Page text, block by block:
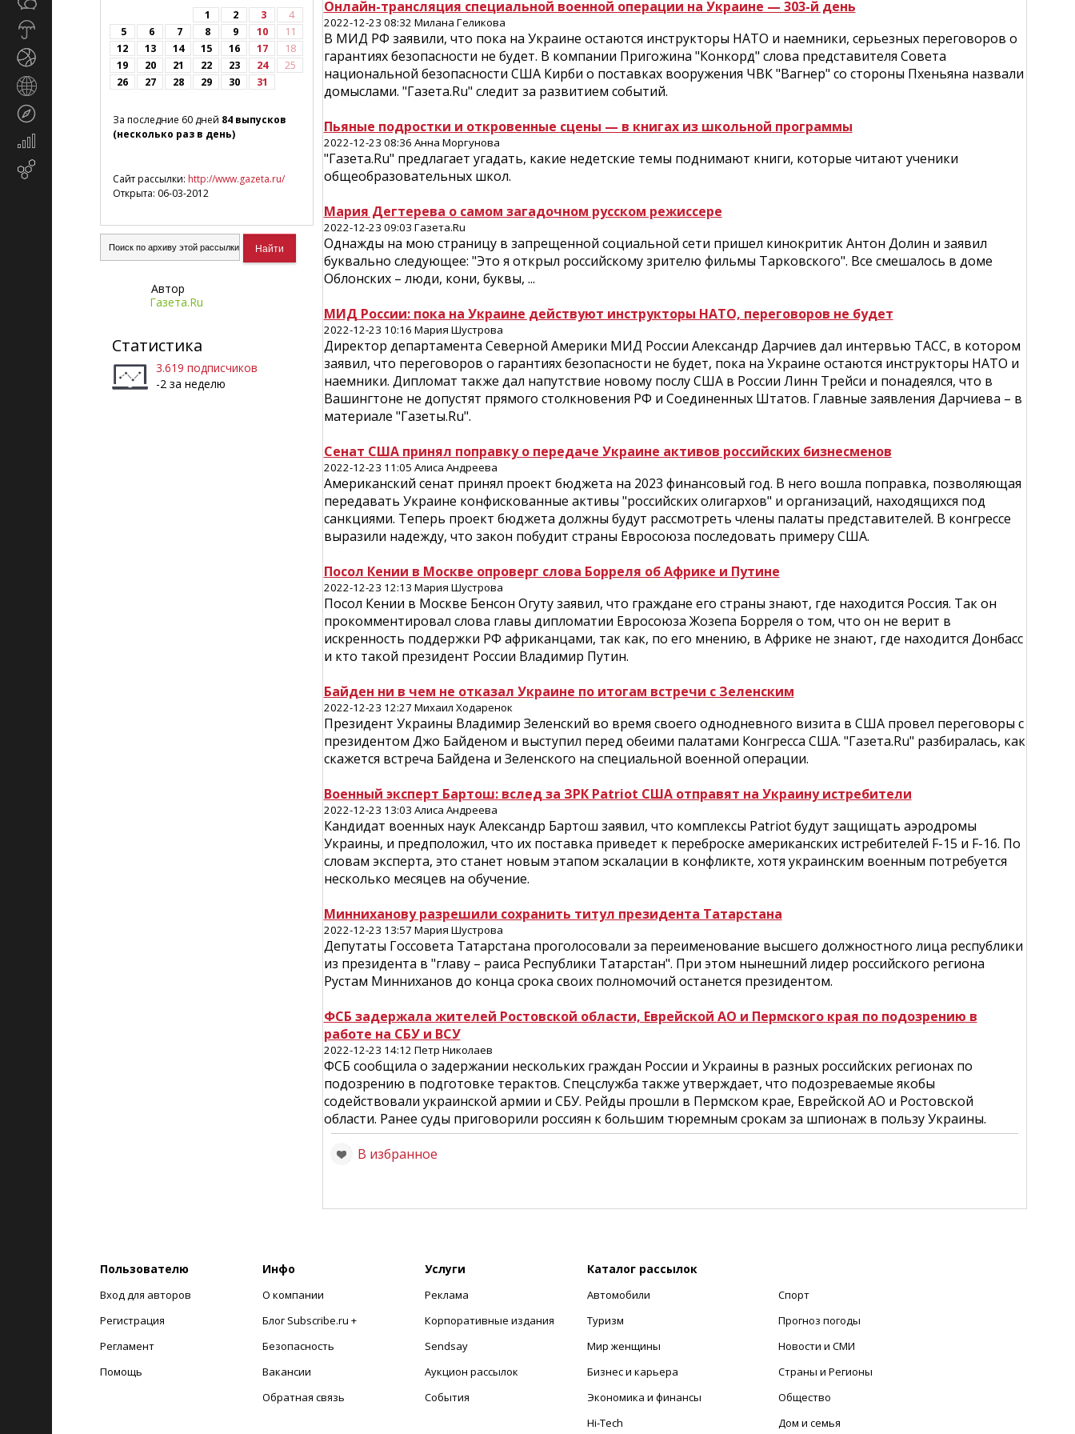
Экономика
маркетинг
1 2 3
4
5
6 7 8 9 10
11
12
13 14 15 16 17
18
19
20 21 22 23 24
25
26
27 28 29 30 31
За последние 60 дней 84 выпусков
(несколько раз в день)
Сайт рассылки: http://www.gazeta.ru/
Открыта: 06-03-2012
Автор
Газета.Ru
Статистика
3.619 подписчиков
-2 за неделю
Онлайн-трансляция специальной военной операции на Украине — 303-й день
2022-12-23 08:32 Милана Геликова
В МИД РФ заявили, что пока на Украине остаются инструкторы НАТО и наемники, серьезных переговоров о
гарантиях безопасности не будет. В компании Пригожина "Конкорд" слова представителя Совета
национальной безопасности США Кирби о поставках вооружения ЧВК "Вагнер" со стороны Пхеньяна назвали
домыслами. "Газета.Ru" следит за развитием событий.
Пьяные подростки и откровенные сцены — в книгах из школьной программы
2022-12-23 08:36 Анна Моргунова
"Газета.Ru" предлагает угадать, какие недетские темы поднимают книги, которые читают ученики
общеобразовательных школ.
Мария Дегтерева о самом загадочном русском режиссере
2022-12-23 09:03 Газета.Ru
Однажды на мою страницу в запрещенной социальной сети пришел кинокритик Антон Долин и заявил
буквально следующее: "Это я открыл российскому зрителю фильмы Тарковского". Все смешалось в доме
Облонских – люди, кони, буквы, ...
МИД России: пока на Украине действуют инструкторы НАТО, переговоров не будет
2022-12-23 10:16 Мария Шустрова
Директор департамента Северной Америки МИД России Александр Дарчиев дал интервью ТАСС, в котором
заявил, что переговоров о гарантиях безопасности не будет, пока на Украине остаются инструкторы НАТО и
наемники. Дипломат также дал напутствие новому послу США в России Линн Трейси и понадеялся, что в
Вашингтоне не допустят прямого столкновения РФ и Соединенных Штатов. Главные заявления Дарчиева – в
материале "Газеты.Ru".
Сенат США принял поправку о передаче Украине активов российских бизнесменов
2022-12-23 11:05 Алиса Андреева
Американский сенат принял проект бюджета на 2023 финансовый год. В него вошла поправка, позволяющая
передавать Украине конфискованные активы "российских олигархов" и организаций, находящихся под
санкциями. Теперь проект бюджета должны будут рассмотреть члены палаты представителей. В конгрессе
выразили надежду, что закон побудит страны Евросоюза последовать примеру США.
Посол Кении в Москве опроверг слова Борреля об Африке и Путине
2022-12-23 12:13 Мария Шустрова
Посол Кении в Москве Бенсон Огуту заявил, что граждане его страны знают, где находится Россия. Так он
прокомментировал слова главы дипломатии Евросоюза Жозепа Борреля о том, что он не верит в
искренность поддержки РФ африканцами, так как, по его мнению, в Африке не знают, где находится Донбасс
и кто такой президент России Владимир Путин.
Байден ни в чем не отказал Украине по итогам встречи с Зеленским
2022-12-23 12:27 Михаил Ходаренок
Президент Украины Владимир Зеленский во время своего однодневного визита в США провел переговоры с
президентом Джо Байденом и выступил перед обеими палатами Конгресса США. "Газета.Ru" разбиралась, как
скажется встреча Байдена и Зеленского на специальной военной операции.
Военный эксперт Бартош: вслед за ЗРК Patriot США отправят на Украину истребители
2022-12-23 13:03 Алиса Андреева
Кандидат военных наук Александр Бартош заявил, что комплексы Patriot будут защищать аэродромы
Украины, и предположил, что их поставка приведет к переброске американских истребителей F-15 и F-16. По
словам эксперта, это станет новым этапом эскалации в конфликте, хотя украинским военным потребуется
несколько месяцев на обучение.
Минниханову разрешили сохранить титул президента Татарстана
2022-12-23 13:57 Мария Шустрова
Депутаты Госсовета Татарстана проголосовали за переименование высшего должностного лица республики
из президента в "главу – раиса Республики Татарстан". При этом нынешний лидер российского региона
Рустам Минниханов до конца срока своих полномочий останется президентом.
ФСБ задержала жителей Ростовской области, Еврейской АО и Пермского края по подозрению в
работе на СБУ и ВСУ
2022-12-23 14:12 Петр Николаев
ФСБ сообщила о задержании нескольких граждан России и Украины в разных российских регионах по
подозрению в подготовке терактов. Спецслужба также утверждает, что подозреваемые якобы
содействовали украинской армии и СБУ. Рейды прошли в Пермском крае, Еврейской АО и Ростовской
области. Ранее суды приговорили россиян к большим тюремным срокам за шпионаж в пользу Украины.
В избранное
Пользователю
Вход для авторов
Регистрация
Регламент
Помощь
Инфо
О компании
Блог Subscribe.ru +
Безопасность
Вакансии
Обратная связь
Услуги
Реклама
Корпоративные издания
Sendsay
Аукцион рассылок
События
Каталог рассылок
Автомобили
Туризм
Мир женщины
Бизнес и карьера
Экономика и финансы
Hi-Tech
Спорт
Прогноз погоды
Новости и СМИ
Страны и Регионы
Общество
Дом и семья